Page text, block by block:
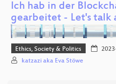
Ich hab in der
gearbeitet - Let's talk
Ethics, Society & Politics
katzazi aka Eva Stöwe